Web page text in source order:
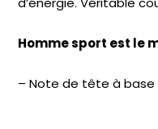
Homme sport est le
– Note de tête à base